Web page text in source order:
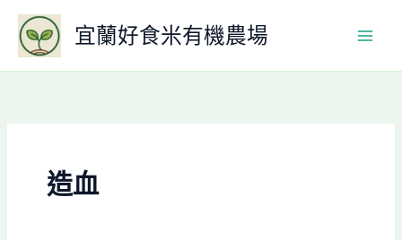
要
宜蘭好食米有機農場
造血